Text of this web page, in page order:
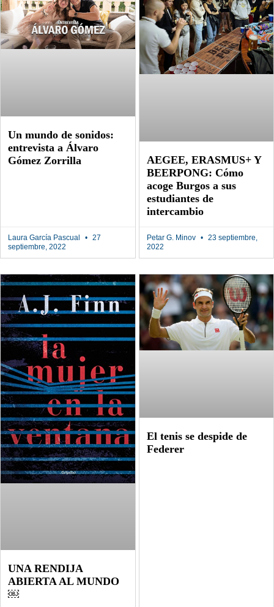
Un mundo de sonidos:
entrevista a Álvaro
Gómez Zorrilla
Laura García Pascual
27
septiembre, 2022
AEGEE, ERASMUS+ Y
BEERPONG: Cómo
acoge Burgos a sus
estudiantes de
intercambio
Petar G. Minov
23 septiembre,
2022
UNA RENDIJA
ABIERTA AL MUNDO
￼
El tenis se despide de
Federer